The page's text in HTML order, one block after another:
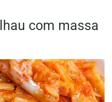
com massa